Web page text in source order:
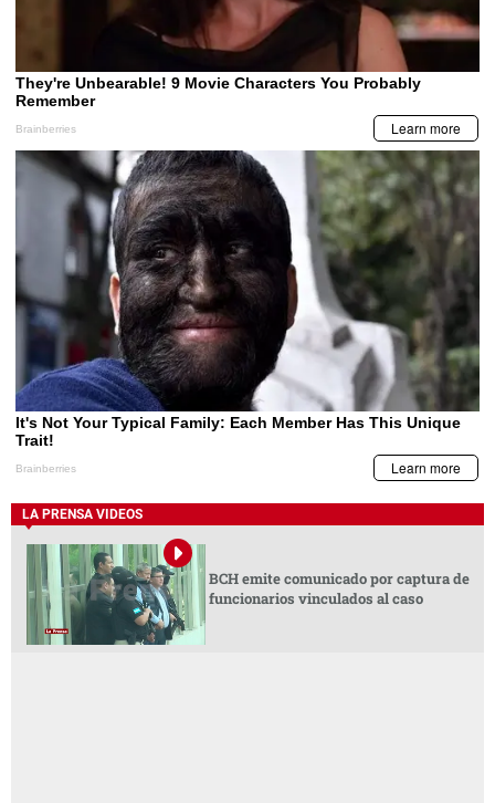
LA PRENSA VIDEOS
BCH emite comunicado por captura de
funcionarios vinculados al caso